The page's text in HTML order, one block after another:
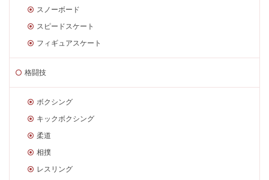
スノーボード
スピードスケート
フィギュアスケート
格闘技
ボクシング
キックボクシング
柔道
相撲
レスリング